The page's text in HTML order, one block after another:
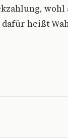
heißt